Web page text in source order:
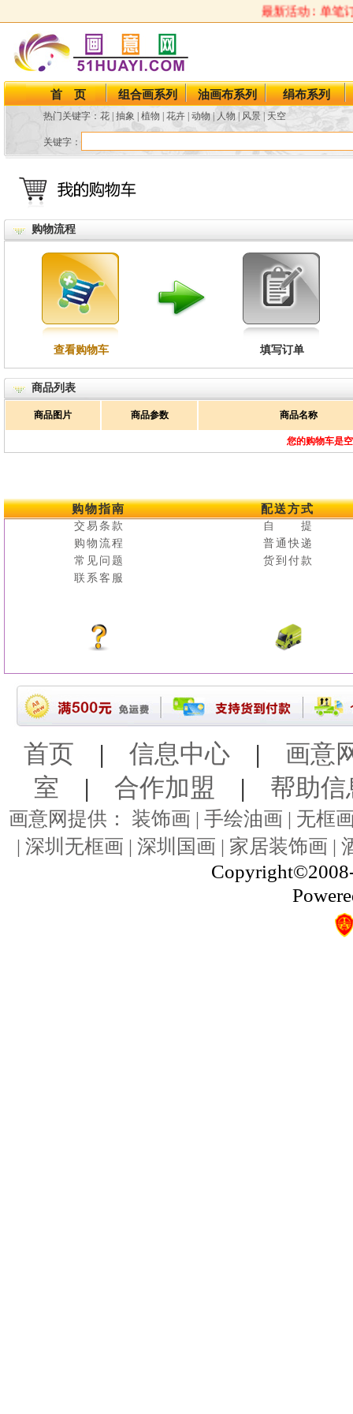
最新活动：单笔
首 页 组合画系列 油画布系列 绢布系列
热门关键字： 花 抽象 植物 花卉 动物 人物 风景 天空
关键字：
购物流程
查看购物车 填写订单
商品列表
商品图片 商品参数 商品名称
您的购物车是
购物指南 配送方式
交易条款
购物流程
常见问题
联系客服
自 提
普通快递
货到付款
首页 | 信息中心 | 画意
室 | 合作加盟 | 帮助信
画意网提供： 装饰画 | 手绘油画 | 无框
| 深圳无框画 | 深圳国画 | 家居装饰画 |